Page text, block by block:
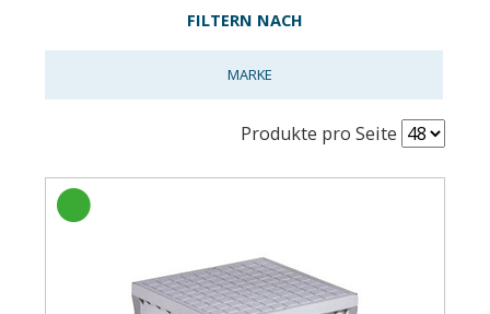
FILTERN NACH
MARKE
Produkte pro Seite